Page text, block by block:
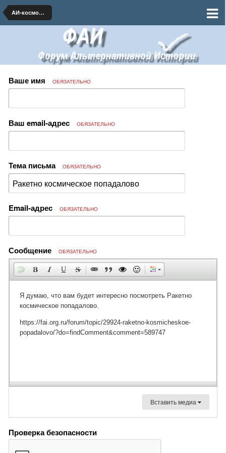
АИ-космонавтика и ракетная техника
Ваше имя ОБЯЗАТЕЛЬНО
Ваш email-адрес ОБЯЗАТЕЛЬНО
Тема письма ОБЯЗАТЕЛЬНО
Email-адрес ОБЯЗАТЕЛЬНО
Сообщение ОБЯЗАТЕЛЬНО
Вставить медиа
Проверка безопасности